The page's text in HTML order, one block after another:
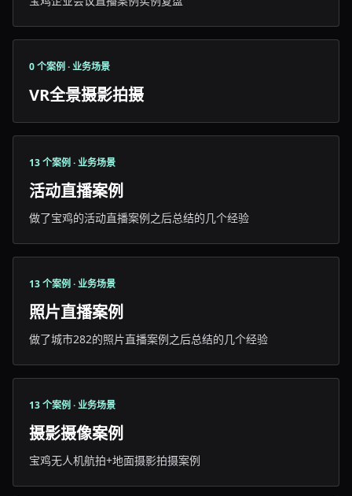
0 个案例 · 业务场景
VR全景摄影拍摄
13 个案例 · 业务场景
活动直播案例
做了宝鸡的活动直播案例之后总结的几个经验
13 个案例 · 业务场景
照片直播案例
做了城市282的照片直播案例之后总结的几个经验
13 个案例 · 业务场景
摄影摄像案例
宝鸡无人机航拍+地面摄影拍摄案例